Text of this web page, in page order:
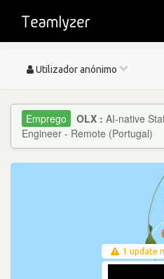
Toggle
Utilizador anónimo
OLX : AI-native
Engineer - Remote (Portugal)
1 update